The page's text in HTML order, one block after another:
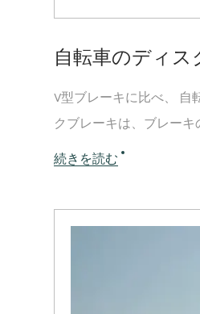
自転車のディス
V型ブレーキに比べ、 自
クブレーキは、ブレーキ
続きを読む